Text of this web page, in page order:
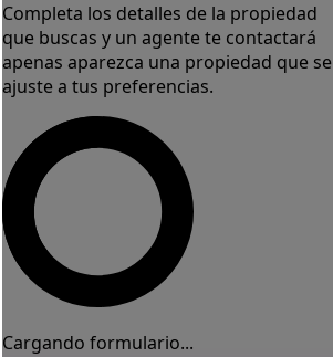
Completa los detalles de la propiedad
que buscas y un agente te contactará
apenas aparezca una propiedad que se
ajuste a tus preferencias.
Cargando formulario...